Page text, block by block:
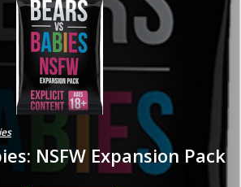
NSFW Expansion Pack